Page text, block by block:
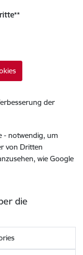
**
der
- notwendig, um
von Dritten
wie Google
die